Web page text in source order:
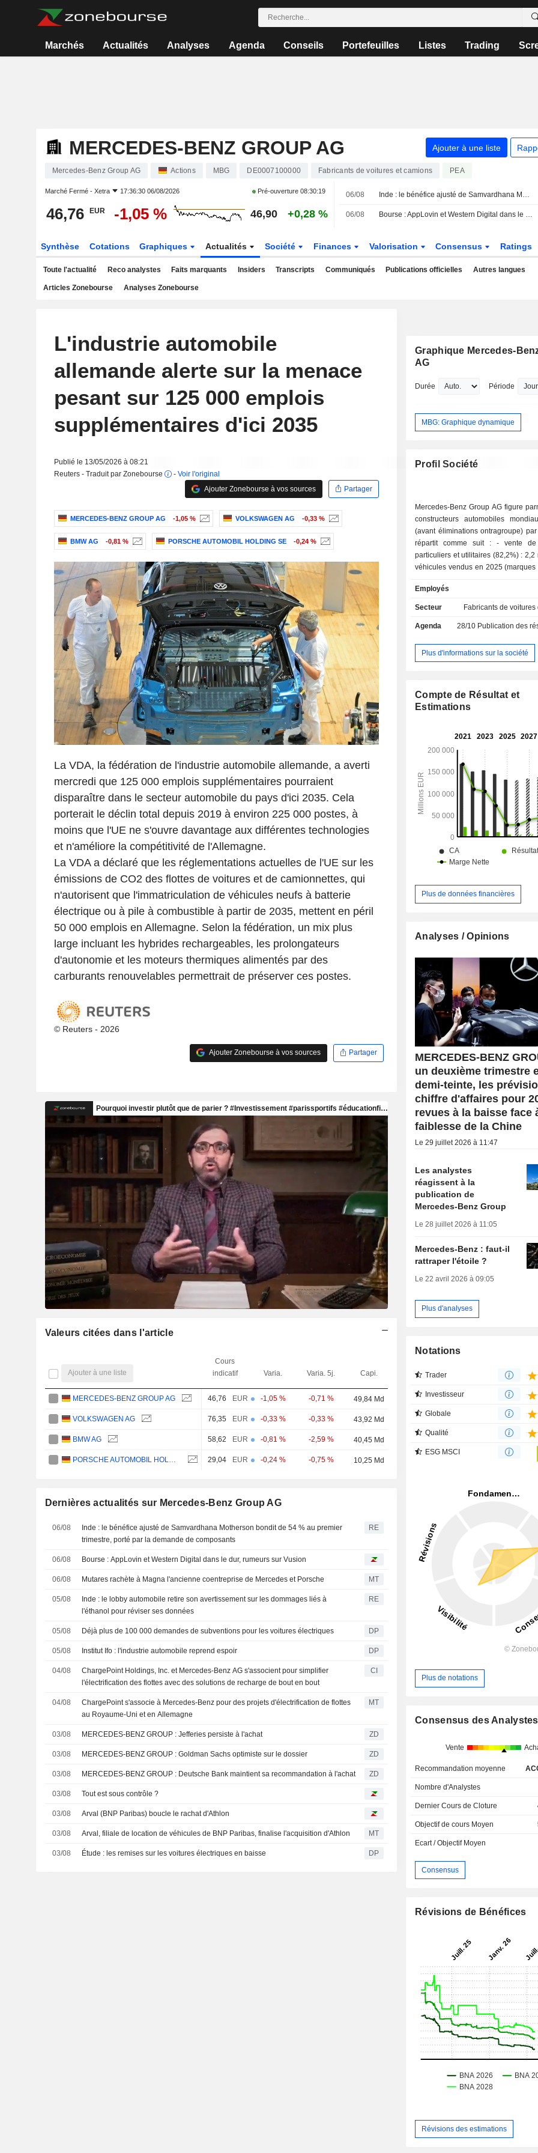
Marchés Actualités Analyses Agenda Conseils Portefeuilles Listes Trading
MERCEDES-BENZ GROUP AG Ajouter à une liste
Mercedes-Benz Group AG Actions MBG DE0007100000 Fabricants de voitures et camions PEA
Marché Fermé - Xetra 17:36:30 06/08/2026 Pré-ouverture08:30:19
46,76 EUR -1,05 % 46,90 +0,28 %
06/08 Inde : le bénéfice ajusté de Samvardhana Motherson bondit de 54 % au premier trimestre, porté par la demande de composants
06/08 Bourse : AppLovin et Western Digital dans le dur, rumeurs sur Vusion
Synthèse Cotations Graphiques Actualités Société Finances Valorisation Consensus Ratings
Toute l'actualité Reco analystes Faits marquants Insiders Transcripts Communiqués Publications officielles Autres langues
Articles Zonebourse Analyses Zonebourse
L'industrie automobile
allemande alerte sur la menace
pesant sur 125 000 emplois
supplémentaires d'ici 2035
Publié le 13/05/2026 à 08:21
Reuters - Traduit par Zonebourse
- Voir l'original
Ajouter Zonebourse à vos sources
Partager
MERCEDES-BENZ GROUP AG -1,05 % VOLKSWAGEN AG -0,33 %
BMW AG -0,81 % PORSCHE AUTOMOBIL HOLDING SE -0,24 %
La VDA, la fédération de l'industrie automobile allemande, a averti
mercredi que 125 000 emplois supplémentaires pourraient
disparaître dans le secteur automobile du pays d'ici 2035. Cela
porterait le déclin total depuis 2019 à environ 225 000 postes, à
moins que l'UE ne s'ouvre davantage aux différentes technologies
et n'améliore la compétitivité de l'Allemagne.
La VDA a déclaré que les réglementations actuelles de l'UE sur les
émissions de CO2 des flottes de voitures et de camionnettes, qui
n'autorisent que l'immatriculation de véhicules neufs à batterie
électrique ou à pile à combustible à partir de 2035, mettent en péril
50 000 emplois en Allemagne. Selon la fédération, un mix plus
large incluant les hybrides rechargeables, les prolongateurs
d'autonomie et les moteurs thermiques alimentés par des
carburants renouvelables permettrait de préserver ces postes.
© Reuters - 2026
Ajouter Zonebourse à vos sources Partager
Valeurs citées dans l'article
Ajouter à une liste
Cours
indicatif
Varia. Varia. 5j. Capi.
MERCEDES-BENZ GROUP AG 46,76 EUR -1,05 % -0,71 % 49,84 Md
VOLKSWAGEN AG 76,35 EUR -0,33 % -0,33 % 43,92 Md
BMW AG 58,62 EUR -0,81 % -2,59 % 40,45 Md
29,04 EUR -0,24 % -0,75 % 10,25 Md
Dernières actualités sur Mercedes-Benz Group AG
06/08
Inde : le bénéfice ajusté de Samvardhana Motherson bondit de 54 % au premier
trimestre, porté par la demande de composants
RE
06/08 Bourse : AppLovin et Western Digital dans le dur, rumeurs sur Vusion
06/08 Mutares rachète à Magna l'ancienne coentreprise de Mercedes et Porsche MT
05/08
Inde : le lobby automobile retire son avertissement sur les dommages liés à
l'éthanol pour réviser ses données
RE
05/08 Déjà plus de 100 000 demandes de subventions pour les voitures électriques DP
05/08 Institut Ifo : l'industrie automobile reprend espoir DP
04/08
ChargePoint Holdings, Inc. et Mercedes-Benz AG s'associent pour simplifier
l'électrification des flottes avec des solutions de recharge de bout en bout
CI
04/08
ChargePoint s'associe à Mercedes-Benz pour des projets d'électrification de flottes
au Royaume-Uni et en Allemagne
MT
03/08 MERCEDES-BENZ GROUP : Jefferies persiste à l'achat ZD
03/08 MERCEDES-BENZ GROUP : Goldman Sachs optimiste sur le dossier ZD
03/08 MERCEDES-BENZ GROUP : Deutsche Bank maintient sa recommandation à l'achat ZD
03/08 Tout est sous contrôle ?
03/08 Arval (BNP Paribas) boucle le rachat d'Athlon
03/08 Arval, filiale de location de véhicules de BNP Paribas, finalise l'acquisition d'Athlon MT
03/08 Étude : les remises sur les voitures électriques en baisse DP
Graphique Mercedes-
AG
Durée Période
MBG: Graphique dynamique
Profil Société
Mercedes-Benz Group AG figure
constructeurs automobiles
(avant éliminations ontragroupe)
répartit comme suit : - vente de véhicules
particuliers et utilitaires (82,2%) : 2,2
véhicules vendus en 2025 (marques
services financiers et de
prestations de financement,
Allemagne (15,8%), Europe (28%),
(12,5%), Asie (11,4%) et autres (6,2%).
Employés
Secteur Fabricants de voitures
Agenda 28/10 Publication des résultats
Plus d'informations sur la société
Compte de Résultat et
Estimations
Plus de données financières
Analyses / Opinions
MERCEDES-BENZ
un deuxième trimestre
demi-teinte, les
chiffre d'affaires pour
revues à la baisse face
faiblesse de la Chine
Le 29 juillet 2026 à 11:47
Les analystes
réagissent à la
publication de
Mercedes-Benz Group
Le 28 juillet 2026 à 11:05
Mercedes-Benz : faut-il
rattraper l'étoile ?
Le 22 avril 2026 à 09:05
Plus d'analyses
Notations
Trader
Investisseur
Globale
Qualité
ESG MSCI
Plus de notations
Consensus des Analystes
Vente
Recommandation moyenne
Nombre d'Analystes
Dernier Cours de Cloture
Objectif de cours Moyen
Ecart / Objectif Moyen
Consensus
Révisions de Bénéfices
Révisions des estimations